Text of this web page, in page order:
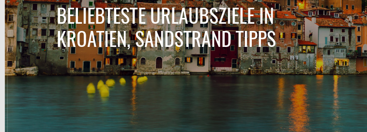
BELIEBTESTE URLAUBSZIELE IN
KROATIEN, SANDSTRAND TIPPS